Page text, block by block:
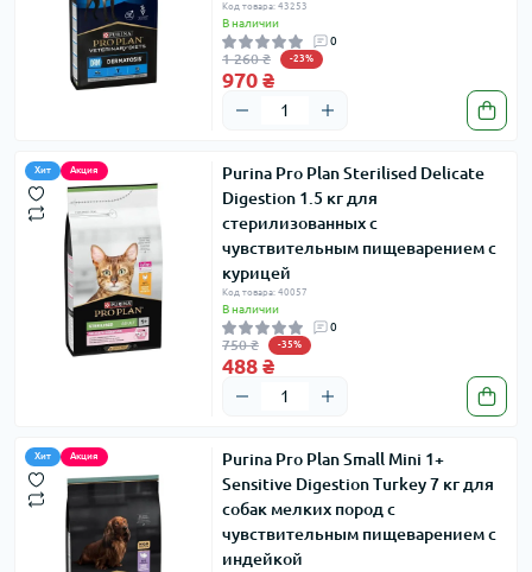
Код товара: 43253
В наличии
0
1 260 ₴ -23%
970 ₴
Хит Акция
Purina Pro Plan Sterilised Delicate
Digestion 1.5 кг для
стерилизованных с
чувствительным пищеварением с
курицей
Код товара: 40057
В наличии
0
750 ₴ -35%
488 ₴
Хит Акция
Purina Pro Plan Small Mini 1+
Sensitive Digestion Turkey 7 кг для
собак мелких пород с
чувствительным пищеварением с
индейкой